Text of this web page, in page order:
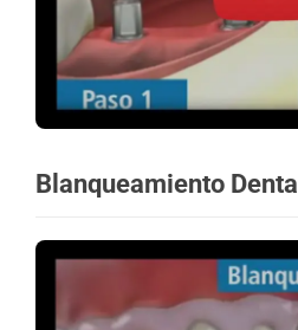
Blanqueamiento Dental